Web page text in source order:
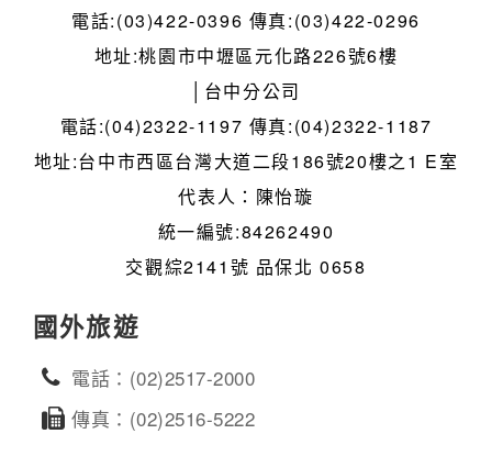
電話:(03)422-0396 傳真:(03)422-0296
地址:桃園市中壢區元化路226號6樓
│台中分公司
電話:(04)2322-1197 傳真:(04)2322-1187
地址:台中市西區台灣大道二段186號20樓之1 E室
代表人：陳怡璇
統一編號:84262490
交觀綜2141號 品保北 0658
國外旅遊
電話：(02)2517-2000
傳真：(02)2516-5222